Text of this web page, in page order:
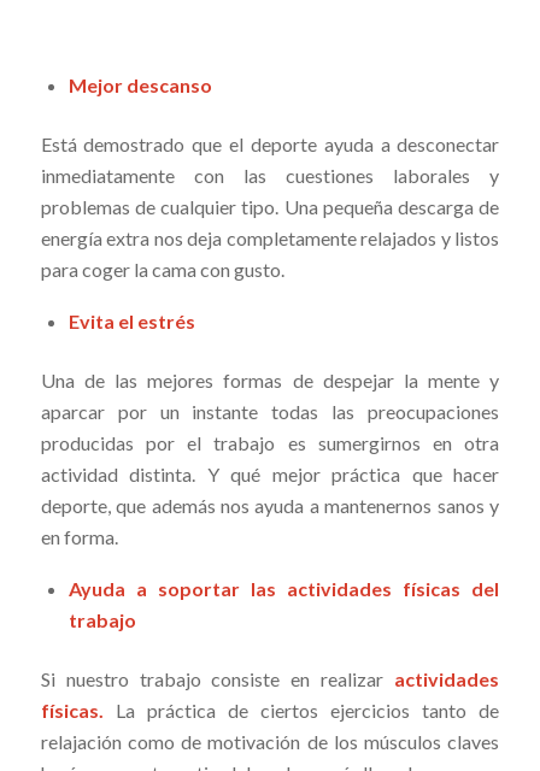
Mejor descanso
Está demostrado que el deporte ayuda a desconectar
inmediatamente con las cuestiones laborales y
problemas de cualquier tipo. Una pequeña descarga de
energía extra nos deja completamente relajados y listos
para coger la cama con gusto.
Evita el estrés
Una de las mejores formas de despejar la mente y
aparcar por un instante todas las preocupaciones
producidas por el trabajo es sumergirnos en otra
actividad distinta. Y qué mejor práctica que hacer
deporte, que además nos ayuda a mantenernos sanos y
en forma.
Ayuda a soportar las actividades físicas del
trabajo
Si nuestro trabajo consiste en realizar actividades
físicas.
La práctica de ciertos ejercicios tanto de
relajación como de motivación de los músculos claves